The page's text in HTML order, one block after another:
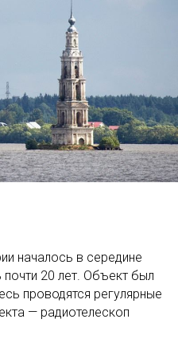
началось в середине
20 лет. Объект был
проводятся регулярные
— радиотелескоп